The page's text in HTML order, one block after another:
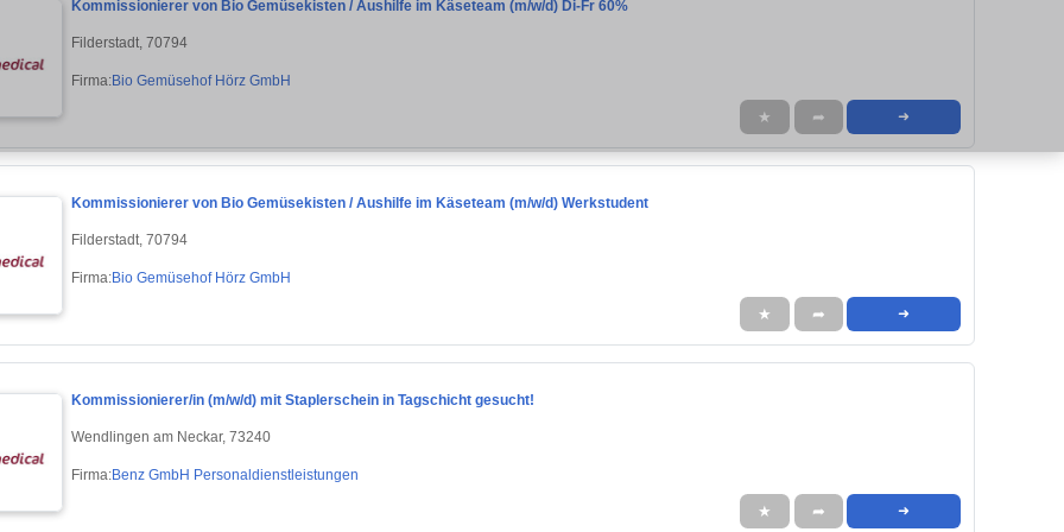
Kommissionierer von Bio Gemüsekisten / Aushilfe im Käseteam (m/w/d) Di-Fr 60%
Filderstadt, 70794
Firma:Bio Gemüsehof Hörz GmbH
★ ➦ ➜
Kommissionierer von Bio Gemüsekisten / Aushilfe im Käseteam (m/w/d) Werkstudent
Filderstadt, 70794
Firma:Bio Gemüsehof Hörz GmbH
★ ➦ ➜
Kommissionierer/in (m/w/d) mit Staplerschein in Tagschicht gesucht!
Wendlingen am Neckar, 73240
Firma:Benz GmbH Personaldienstleistungen
★ ➦ ➜